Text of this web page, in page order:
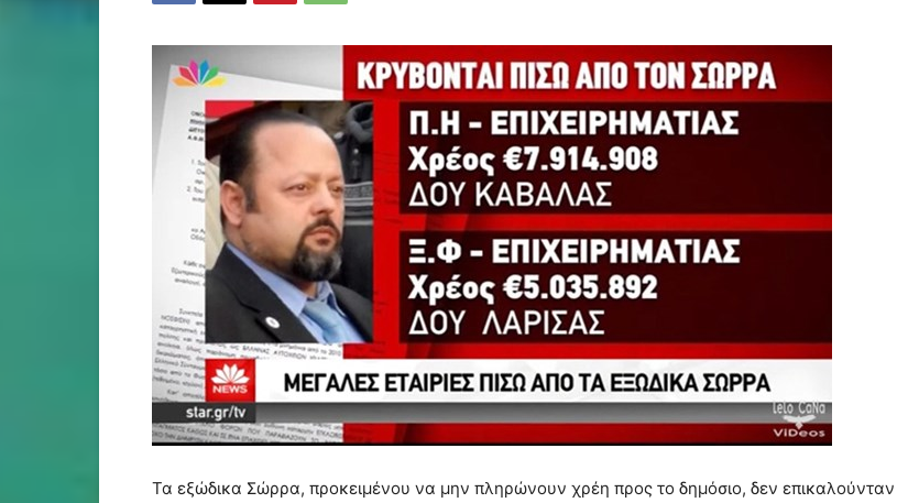
Τα εξώδικα Σώρρα, προκειμένου να μην πληρώνουν χρέη προς το δημόσιο, δεν επικαλούνταν